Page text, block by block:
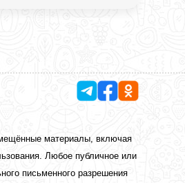
материалы, включая
Любое публичное или
письменного разрешения